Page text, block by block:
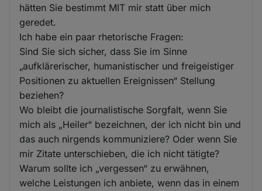
hätten Sie bestimmt MIT mir statt über mich
geredet.
Ich habe ein paar rhetorische Fragen:
Sind Sie sich sicher, dass Sie im Sinne
„aufklärerischer, humanistischer und freigeistiger
Positionen zu aktuellen Ereignissen“ Stellung
beziehen?
Wo bleibt die journalistische Sorgfalt, wenn Sie
mich als „Heiler“ bezeichnen, der ich nicht bin und
das auch nirgends kommuniziere? Oder wenn Sie
mir Zitate unterschieben, die ich nicht tätigte?
Warum sollte ich „vergessen“ zu erwähnen,
welche Leistungen ich anbiete, wenn das in einem